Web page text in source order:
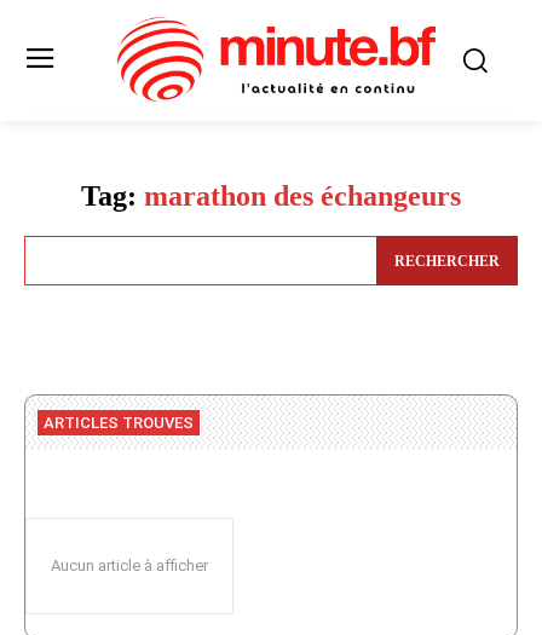
Tag: marathon des échangeurs
RECHERCHER
ARTICLES TROUVES
Aucun article à afficher